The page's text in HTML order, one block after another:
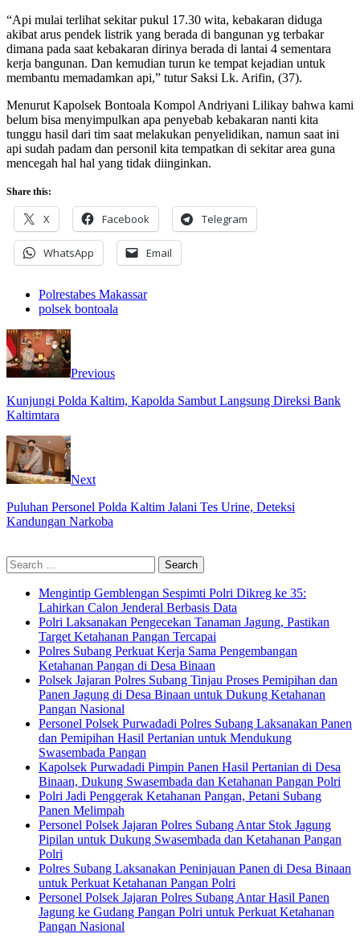
“Api mulai terlihat sekitar pukul 17.30 wita, kebakaran diduga
akibat arus pendek listrik yang berada di bangunan yg terbakar
dimana pada saat kebakaran dirinya berada di lantai 4 sementara
kerja bangunan. Dan kemudian turun ke tempat kejadian untuk
membantu memadamkan api,” tutur Saksi Lk. Arifin, (37).
Menurut Kapolsek Bontoala Kompol Andriyani Lilikay bahwa kami
belum bisa menyimpulkan apa penyebab kebakaran nanti kita
tunggu hasil dari tim saat melakukan penyelidikan, namun saat ini
api sudah padam dan personil kita tempatkan di sekitar area guna
mencegah hal hal yang tidak diinginkan.
Share this:
X Facebook Telegram
WhatsApp Email
Polrestabes Makassar
polsek bontoala
Previous
Kunjungi Polda Kaltim, Kapolda Sambut Langsung Direksi Bank
Kaltimtara
Next
Puluhan Personel Polda Kaltim Jalani Tes Urine, Deteksi
Kandungan Narkoba
Search
for:
Mengintip Gemblengan Sespimti Polri Dikreg ke 35:
Lahirkan Calon Jenderal Berbasis Data
Polri Laksanakan Pengecekan Tanaman Jagung, Pastikan
Target Ketahanan Pangan Tercapai
Polres Subang Perkuat Kerja Sama Pengembangan
Ketahanan Pangan di Desa Binaan
Polsek Jajaran Polres Subang Tinjau Proses Pemipihan dan
Panen Jagung di Desa Binaan untuk Dukung Ketahanan
Pangan Nasional
Personel Polsek Purwadadi Polres Subang Laksanakan Panen
dan Pemipihan Hasil Pertanian untuk Mendukung
Swasembada Pangan
Kapolsek Purwadadi Pimpin Panen Hasil Pertanian di Desa
Binaan, Dukung Swasembada dan Ketahanan Pangan Polri
Polri Jadi Penggerak Ketahanan Pangan, Petani Subang
Panen Melimpah
Personel Polsek Jajaran Polres Subang Antar Stok Jagung
Pipilan untuk Dukung Swasembada dan Ketahanan Pangan
Polri
Polres Subang Laksanakan Peninjauan Panen di Desa Binaan
untuk Perkuat Ketahanan Pangan Polri
Personel Polsek Jajaran Polres Subang Antar Hasil Panen
Jagung ke Gudang Pangan Polri untuk Perkuat Ketahanan
Pangan Nasional